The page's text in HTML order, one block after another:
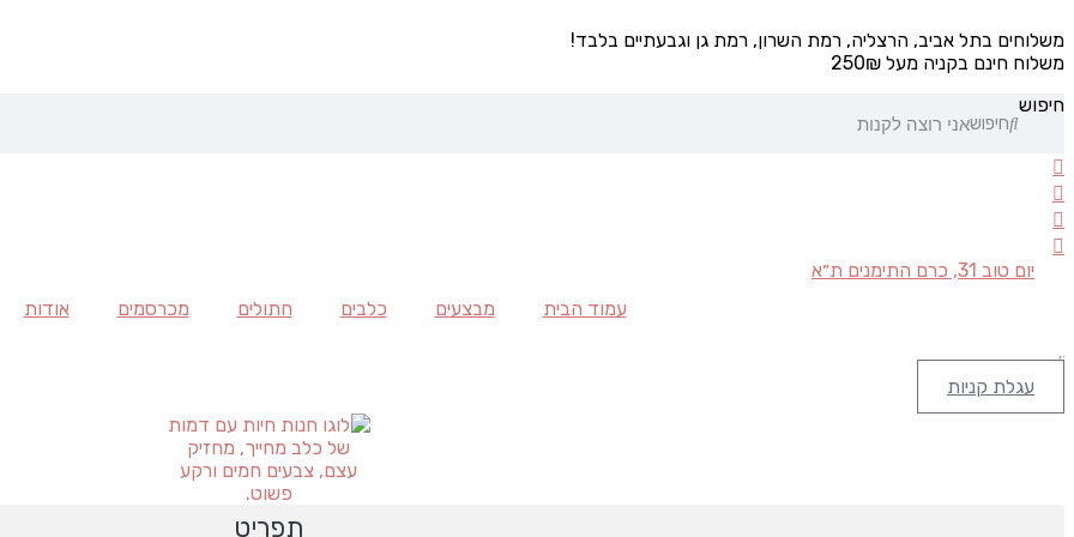
משלוחים בתל אביב, הרצליה, רמת השרון, רמת גן וגבעתיים בלבד!
משלוח חינם בקניה מעל 250₪
חיפוש
חיפוש
יום טוב 31, כרם התימנים ת״א
עמוד הבית
מבצעים כלבים חתולים מכרסמים אודות
עגלת קניות
תפריט